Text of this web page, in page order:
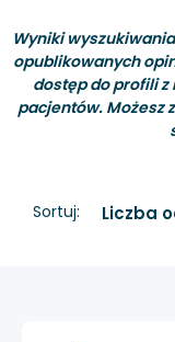
Wyniki
opublikowanych
dostęp do profili
pacjentów. Możesz
Sortuj: